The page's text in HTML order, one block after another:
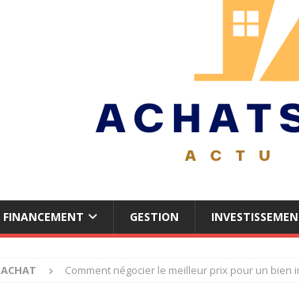
FINANCEMENT GESTION
ACHAT Comment négocier le meilleur prix pour un bien